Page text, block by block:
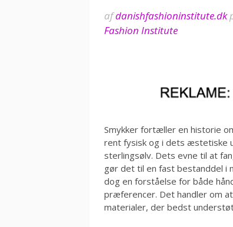
afdanishfashioninstitute.dk
Fashion Institute
Smykker fortæller en historie
rent fysisk og i dets æstetiske
sterlingsølv. Dets evne til at
gør det til en fast bestanddel i
dog en forståelse for både
præferencer. Det handler om
materialer, der bedst